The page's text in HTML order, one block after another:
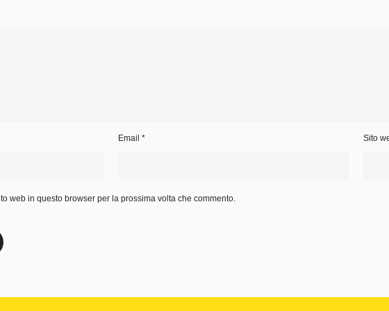
Email * Sito
web in questo browser per la prossima volta che commento.